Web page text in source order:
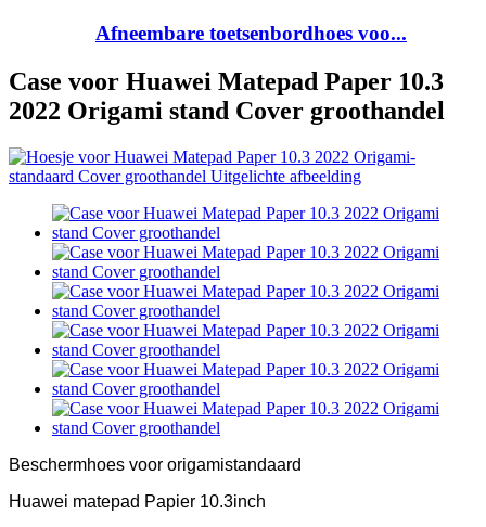
Afneembare toetsenbordhoes voo...
Case voor Huawei Matepad Paper 10.3
2022 Origami stand Cover groothandel
Beschermhoes voor origamistandaard
Huawei matepad Papier 10.3inch